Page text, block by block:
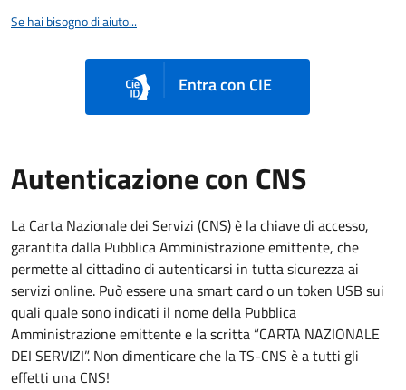
Se hai bisogno di aiuto...
Entra con CIE
Autenticazione con CNS
La Carta Nazionale dei Servizi (CNS) è la chiave di accesso,
garantita dalla Pubblica Amministrazione emittente, che
permette al cittadino di autenticarsi in tutta sicurezza ai
servizi online. Può essere una smart card o un token USB sui
quali quale sono indicati il nome della Pubblica
Amministrazione emittente e la scritta “CARTA NAZIONALE
DEI SERVIZI”. Non dimenticare che la TS-CNS è a tutti gli
effetti una CNS!